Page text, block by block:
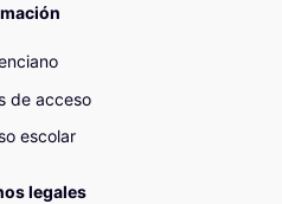
de acceso
escolar
legales